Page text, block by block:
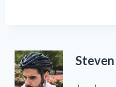
Steven